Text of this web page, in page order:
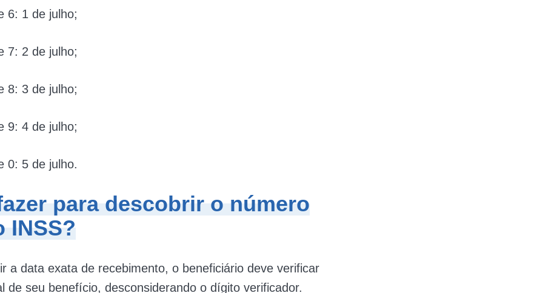
6: 1 de julho;
7: 2 de julho;
8: 3 de julho;
9: 4 de julho;
0: 5 de julho.
para descobrir o número
INSS?
a data exata de recebimento, o beneficiário deve verificar
de seu benefício, desconsiderando o dígito verificador.